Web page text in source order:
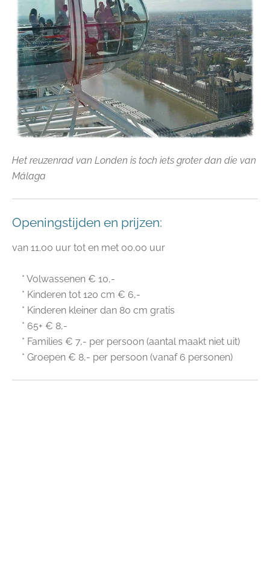
Het reuzenrad van Londen is toch iets groter dan die van
Málaga
Openingstijden en prijzen:
van 11.00 uur tot en met 00.00 uur
* Volwassenen € 10,-‬
* Kinderen tot 120 cm € 6,-‬
* Kinderen kleiner dan 80 cm gratis
* 65+ € 8,-‬
* Families € 7,- per persoon (aantal maakt niet uit)
* Groepen € 8,-‬ per persoon (vanaf 6 personen)